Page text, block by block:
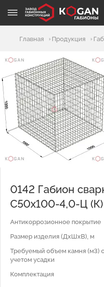
Главная Продукция
0142 Габион
С50х100-4,0-Ц (К)
Антикоррозионное покрытие
Размер изделия (ДхШхВ), м
Требуемый объем камня (м3) с
учетом усадки
Комплектация